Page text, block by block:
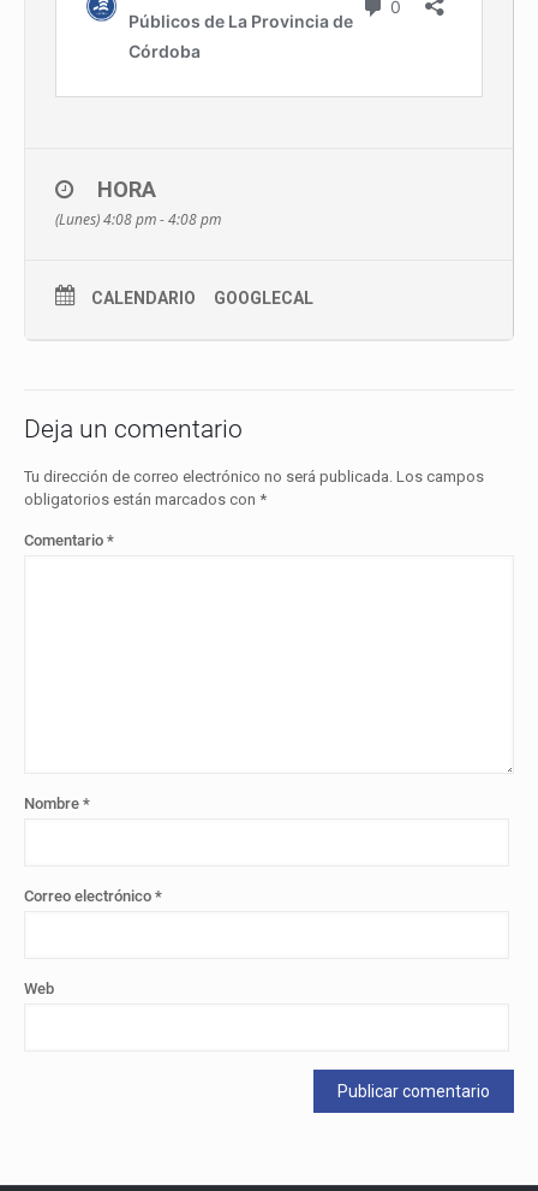
HORA
(Lunes) 4:08 pm - 4:08 pm
CALENDARIO GOOGLECAL
Deja un comentario
Tu dirección de correo electrónico no será publicada. Los campos
obligatorios están marcados con *
Comentario *
Nombre *
Correo electrónico *
Web